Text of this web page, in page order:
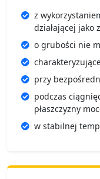
z
działającej jako
o grubości nie
przy
podczas
płaszczyzny
w stabilnej